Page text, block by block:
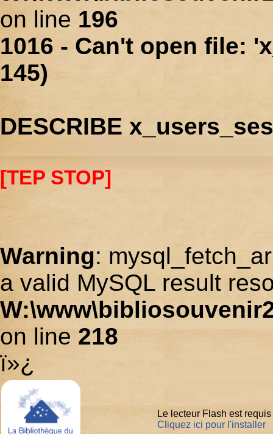
on line 196
1016 - Can't open file:
145)
DESCRIBE
[TEP STOP]
Warning:
a valid MySQL result
on line 218
ï»¿
Le lecteur Flash est
Cliquez ici pour l'installer